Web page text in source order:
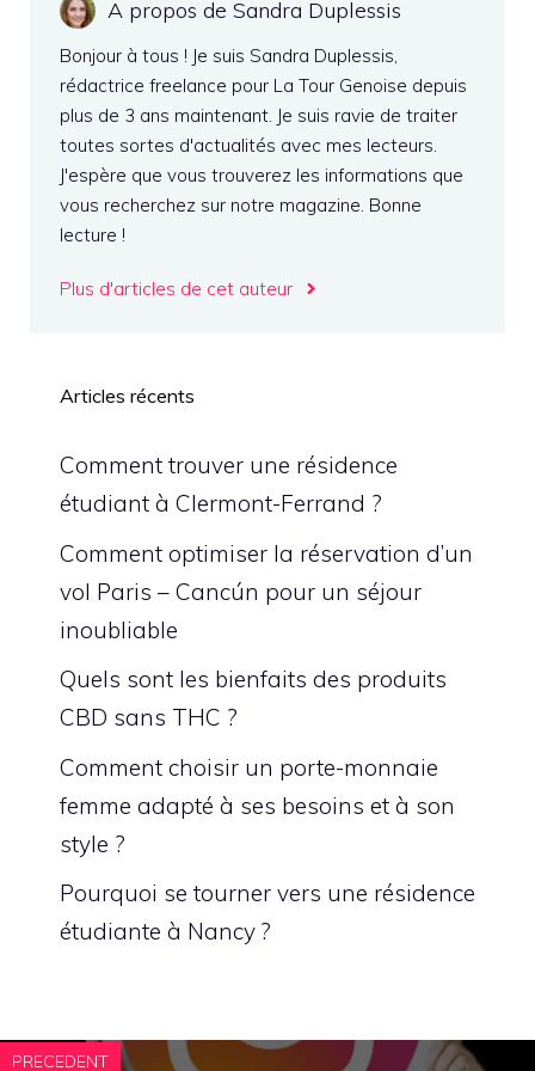
A propos de Sandra Duplessis
Bonjour à tous ! Je suis Sandra Duplessis,
rédactrice freelance pour La Tour Genoise depuis
plus de 3 ans maintenant. Je suis ravie de traiter
toutes sortes d'actualités avec mes lecteurs.
J'espère que vous trouverez les informations que
vous recherchez sur notre magazine. Bonne
lecture !
Plus d'articles de cet auteur
Articles récents
Comment trouver une résidence
étudiant à Clermont-Ferrand ?
Comment optimiser la réservation d’un
vol Paris – Cancún pour un séjour
inoubliable
Quels sont les bienfaits des produits
CBD sans THC ?
Comment choisir un porte-monnaie
femme adapté à ses besoins et à son
style ?
Pourquoi se tourner vers une résidence
étudiante à Nancy ?
PRECEDENT